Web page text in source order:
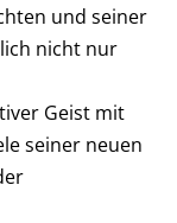
und seiner
nicht nur
Geist mit
seiner neuen